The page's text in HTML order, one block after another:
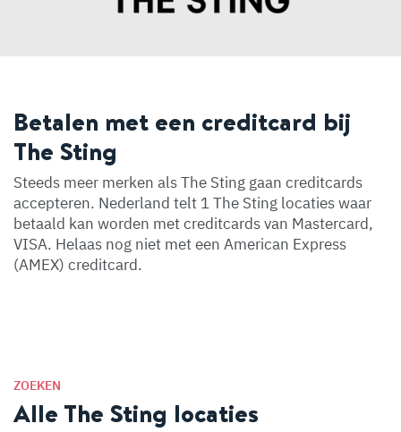
Betalen met een creditcard bij
The Sting
Steeds meer merken als The Sting gaan creditcards
accepteren. Nederland telt 1 The Sting locaties waar
betaald kan worden met creditcards van Mastercard,
VISA. Helaas nog niet met een American Express
(AMEX) creditcard.
ZOEKEN
Alle The Sting locaties